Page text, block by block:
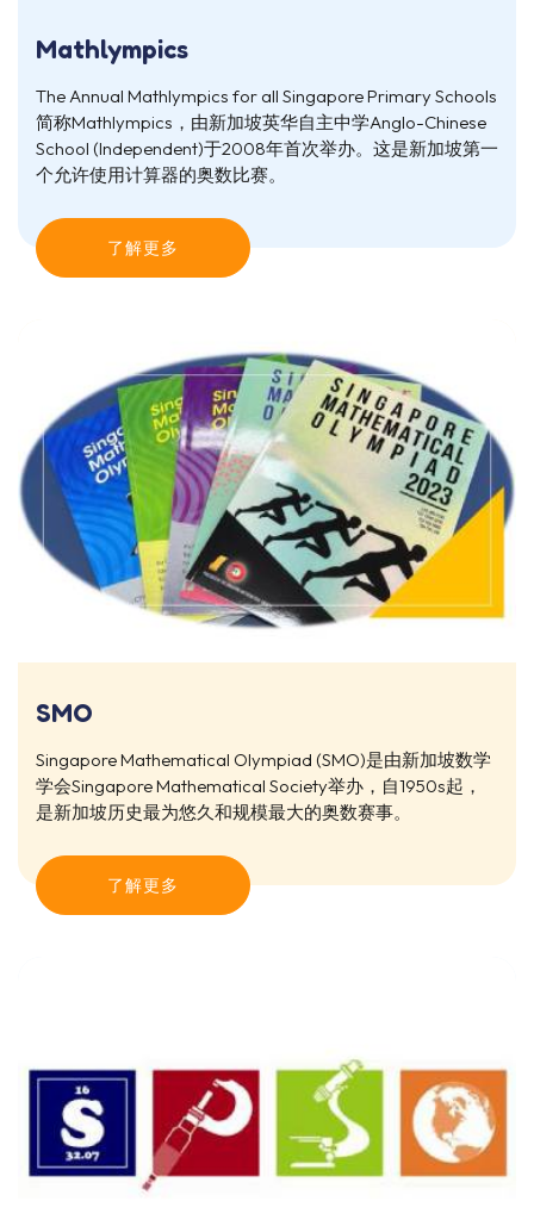
Mathlympics
The Annual Mathlympics for all Singapore Primary Schools
简称Mathlympics，由新加坡英华自主中学Anglo-Chinese
School (Independent)于2008年首次举办。这是新加坡第一
个允许使用计算器的奥数比赛。
了解更多
SMO
Singapore Mathematical Olympiad (SMO)是由新加坡数学
学会Singapore Mathematical Society举办，自1950s起，
是新加坡历史最为悠久和规模最大的奥数赛事。
了解更多